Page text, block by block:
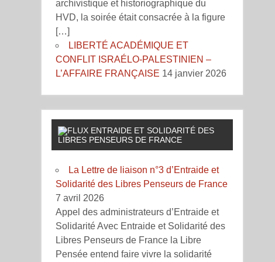
archivistique et historiographique du
HVD, la soirée était consacrée à la figure
[…]
LIBERTÉ ACADÉMIQUE ET
CONFLIT ISRAÉLO-PALESTINIEN –
L’AFFAIRE FRANÇAISE 14 janvier 2026
ENTRAIDE ET SOLIDARITÉ DES
LIBRES PENSEURS DE FRANCE
La Lettre de liaison n°3 d’Entraide et
Solidarité des Libres Penseurs de France
7 avril 2026
Appel des administrateurs d’Entraide et
Solidarité Avec Entraide et Solidarité des
Libres Penseurs de France la Libre
Pensée entend faire vivre la solidarité